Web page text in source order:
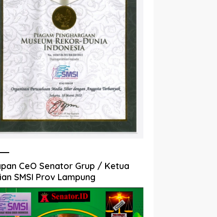
CeO Senator Grup / Ketua
SMSI Prov Lampung